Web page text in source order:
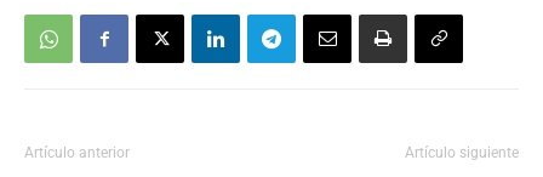
Artículo anterior Artículo siguiente